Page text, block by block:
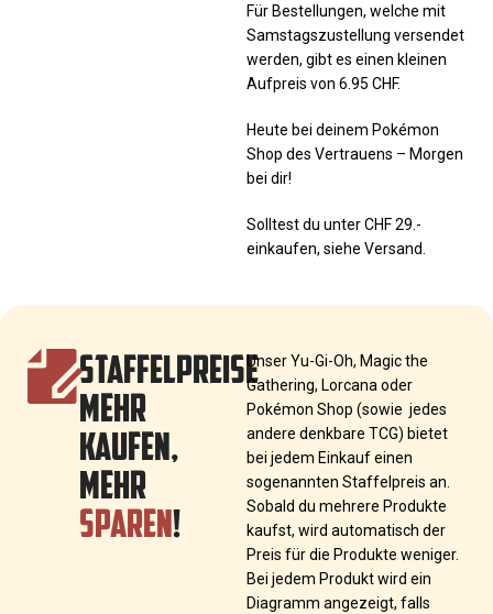
Für Bestellungen, welche mit
Samstagszustellung versendet
werden, gibt es einen kleinen
Aufpreis von 6.95 CHF.
Heute bei deinem Pokémon
Shop des Vertrauens – Morgen
bei dir!
Solltest du unter CHF 29.-
einkaufen, siehe Versand.
STAFFELPREISE
MEHR
KAUFEN,
MEHR
SPAREN!
Unser Yu-Gi-Oh, Magic the
Gathering, Lorcana oder
Pokémon Shop (sowie jedes
andere denkbare TCG) bietet
bei jedem Einkauf einen
sogenannten Staffelpreis an.
Sobald du mehrere Produkte
kaufst, wird automatisch der
Preis für die Produkte weniger.
Bei jedem Produkt wird ein
Diagramm angezeigt, falls